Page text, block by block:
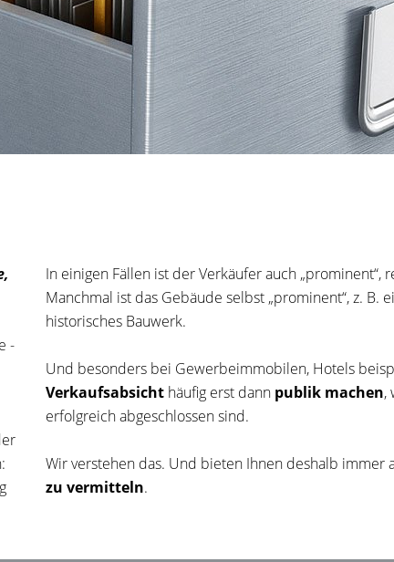
-
In einigen Fällen ist der Verkäufer auch „prominent“,
Manchmal ist das Gebäude selbst „prominent“, z. B.
historisches Bauwerk.
Und besonders bei Gewerbeimmobilen, Hotels
Verkaufsabsicht häufig erst dann publik machen,
erfolgreich abgeschlossen sind.
Wir verstehen das. Und bieten Ihnen deshalb immer
zu vermitteln.